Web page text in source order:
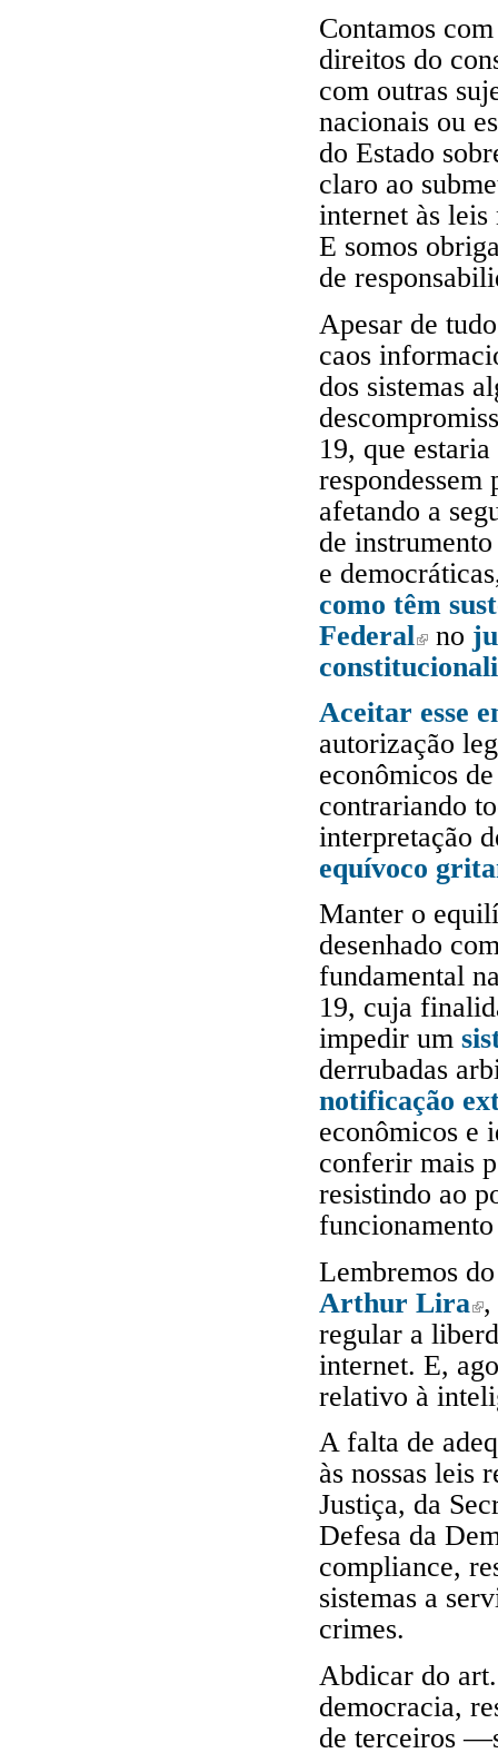
Contamos
direitos do
com outras
nacionais ou
do Estado
claro ao
internet às
E somos
de
Apesar de
caos
dos sistemas
19, que
respondessem
afetando a
de
e
como têm
Federal (link is
no
Aceitar esse
autorização
econômicos
contrariando
interpretação
equívoco
Manter o
desenhado
fundamental
19, cuja
impedir um
derrubadas
notificação
econômicos e
conferir mais
resistindo ao
Lembremos
Arthur Lira ,
regular a
internet. E,
relativo à
A falta de
às nossas leis
Justiça, da
Defesa da
compliance,
sistemas a
crimes.
Abdicar do
democracia,
de terceiros